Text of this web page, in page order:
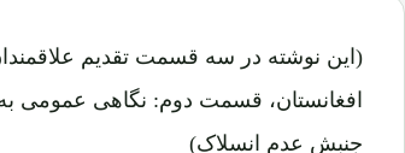
(این نوشته در سه قسمت تقدیم
افغانستان، قسمت دوم: نگاهی عمومی
جنبش عدم انسلاک)